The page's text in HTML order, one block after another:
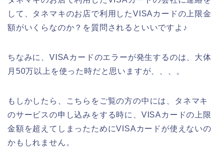
して、タネマキのお店で利用したVISAカードの上限金
額がいくらなのか？を質問されるといいですよ♪
ちなみに、VISAカードのエラーが発生するのは、大体
月50万以上を使った時だと思いますが、、、。
もしかしたら、こちらをご覧の方の中には、タネマキ
のサービスの申し込みをする時に、VISAカードの上限
金額を超えてしまったためにVISAカードが使えないの
かもしれません。